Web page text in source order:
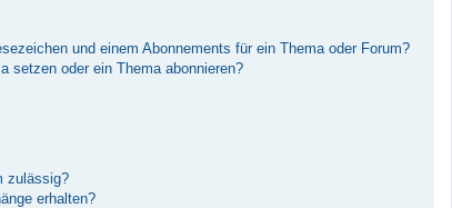
und einem Abonnements für ein Thema oder Forum?
setzen oder ein Thema abonnieren?
zulässig?
erhalten?